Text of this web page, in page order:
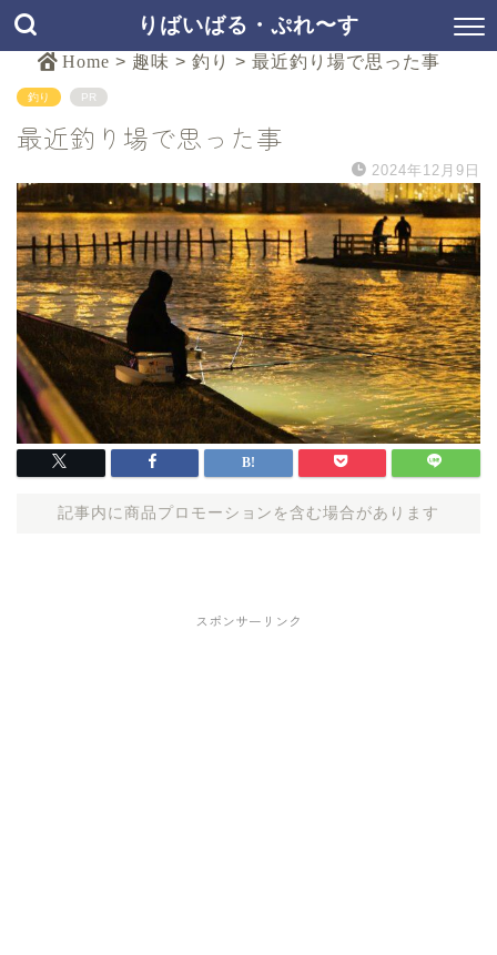
りばいばる・ぷれ〜す
Home > 趣味 > 釣り > 最近釣り場で思った事
釣り PR
最近釣り場で思った事
2024年12月9日
記事内に商品プロモーションを含む場合があります
スポンサーリンク